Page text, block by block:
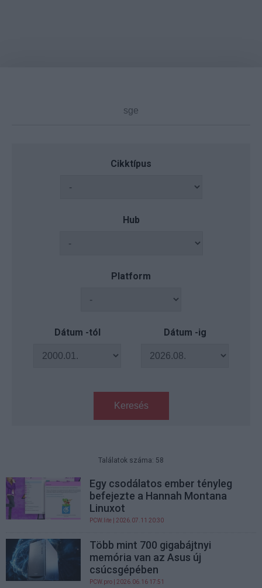
Cikktípus
Hub
Platform
Dátum -tól Dátum -ig
Keresés
Találatok száma: 58
Egy csodálatos ember tényleg
befejezte a Hannah Montana
Linuxot
PCW.lite | 2026.07.11 20:30
Több mint 700 gigabájtnyi
memória van az Asus új
csúcsgépében
PCW.pro | 2026.06.16 17:51